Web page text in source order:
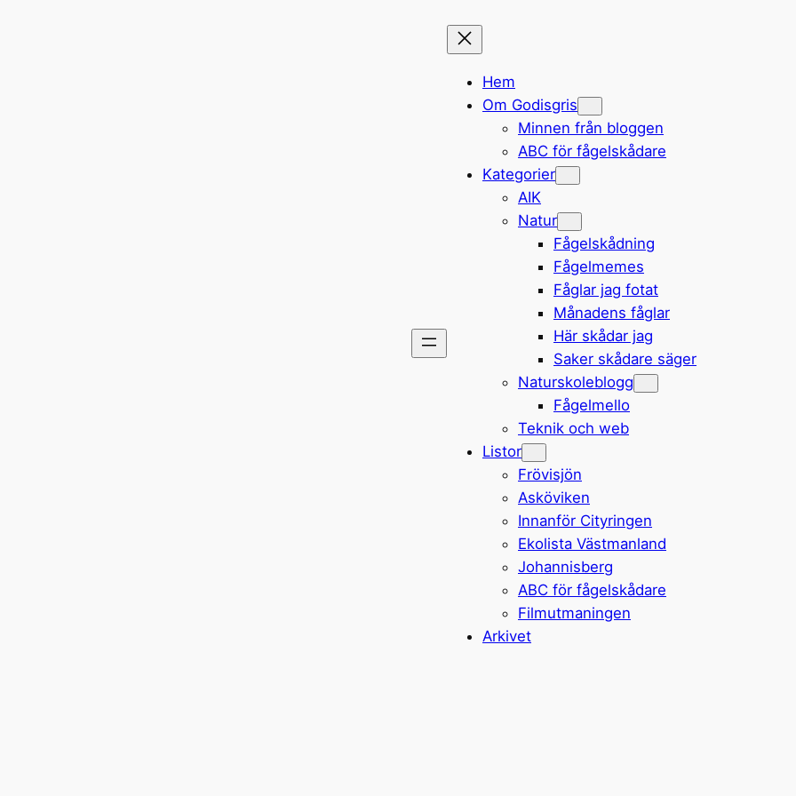
Hem
Om Godisgris
Minnen från bloggen
ABC för fågelskådare
Kategorier
AIK
Natur
Fågelskådning
Fågelmemes
Fåglar jag fotat
Månadens fåglar
Här skådar jag
Saker skådare säger
Naturskoleblogg
Fågelmello
Teknik och web
Listor
Frövisjön
Asköviken
Innanför Cityringen
Ekolista Västmanland
Johannisberg
ABC för fågelskådare
Filmutmaningen
Arkivet